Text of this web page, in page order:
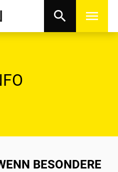
search menu
BESONDERE